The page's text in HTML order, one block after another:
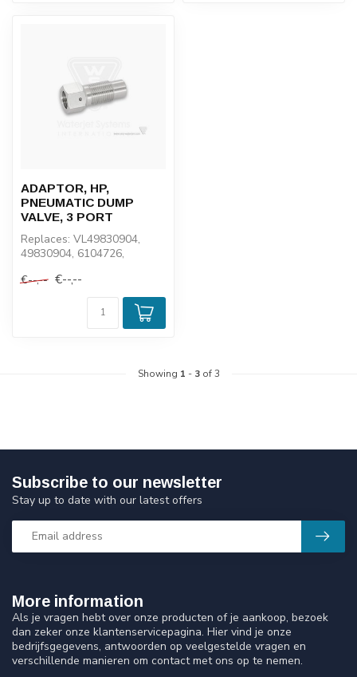
ADAPTOR, HP,
PNEUMATIC DUMP
VALVE, 3 PORT
Replaces: VL49830904,
49830904, 6104726,
€--,-- €--,--
Showing 1 - 3of 3
More information
Als je vragen hebt over onze producten of je aankoop, bezoek
dan zeker onze klantenservicepagina. Hier vind je onze
bedrijfsgegevens, antwoorden op veelgestelde vragen en
verschillende manieren om contact met ons op te nemen.
Subscribe to our newsletter
Stay up to date with our latest offers